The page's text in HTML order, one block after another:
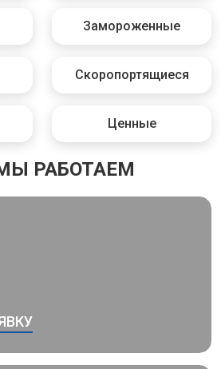
Замороженные
Скоропортящиеся
Ценные
РАБОТАЕМ